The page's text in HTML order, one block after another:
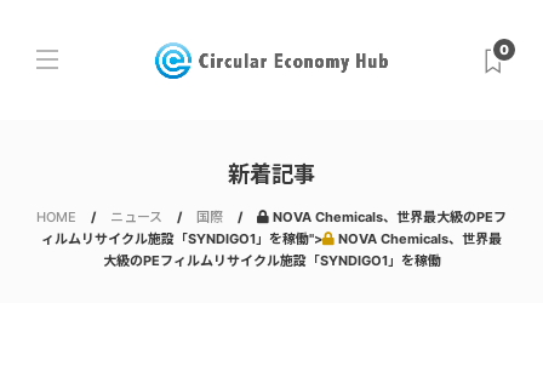
0
新着記事
HOME ニュース 国際
NOVA Chemicals、世界最大級のPEフ
ィルムリサイクル施設「SYNDIGO1」を稼働">
NOVA Chemicals、世界最
大級のPEフィルムリサイクル施設「SYNDIGO1」を稼働